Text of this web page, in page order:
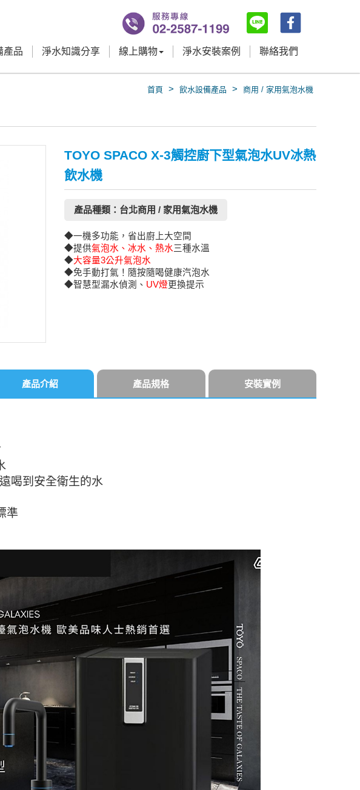
產品 淨水知識分享 線上購物 淨水安裝案例 聯絡我們
首頁 > 飲水設備產品 > 商用 / 家用氣泡水機
TOYO SPACO X-3觸控廚下型氣泡水UV冰熱
飲水機
產品種類：台北商用 / 家用氣泡水機
◆一機多功能，省出廚上大空間
◆提供氣泡水、冰水、熱水三種水溫
◆大容量3公升氣泡水
◆免手動打氣！隨按隨喝健康汽泡水
◆智慧型漏水偵測、 UV燈更換提示
產品介紹 產品規格 安裝實例
喝到安全衛生的水
準